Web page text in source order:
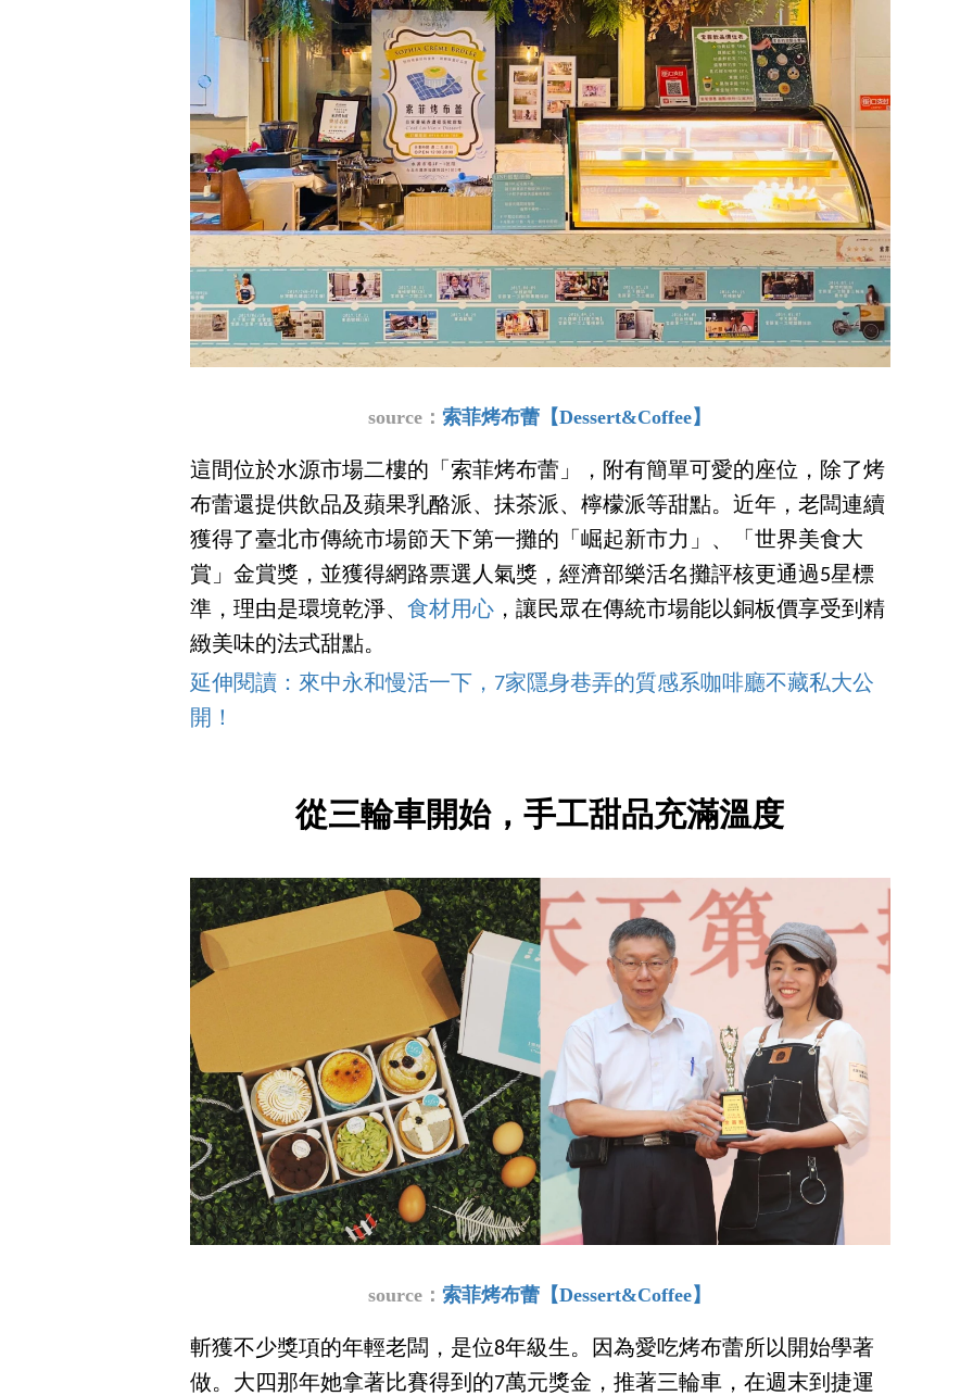
source：索菲烤布蕾【Dessert&Coffee】
這間位於水源市場二樓的「索菲烤布蕾」，附有簡單可愛的座位，除了烤
布蕾還提供飲品及蘋果乳酪派、抺茶派、檸檬派等甜點。近年，老闆連續
獲得了臺北市傳統市場節天下第一攤的「崛起新市力」、「世界美食大
賞」金賞獎，並獲得網路票選人氣獎，經濟部樂活名攤評核更通過5星標
準，理由是環境乾淨、 食材用心，讓民眾在傳統市場能以銅板價享受到精
緻美味的法式甜點。
延伸閱讀：來中永和慢活一下，7家隱身巷弄的質感系咖啡廳不藏私大公
開！
從三輪車開始，手工甜品充滿溫度
source：索菲烤布蕾【Dessert&Coffee】
斬獲不少獎項的年輕老闆，是位8年級生。因為愛吃烤布蕾所以開始學著
做。大四那年她拿著比賽得到的7萬元獎金，推著三輪車，在週末到捷運